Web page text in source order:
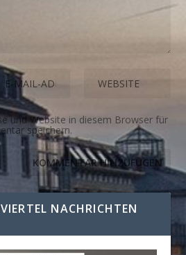
und Website in diesem Browser für
speichern.
NACHRICHTEN A